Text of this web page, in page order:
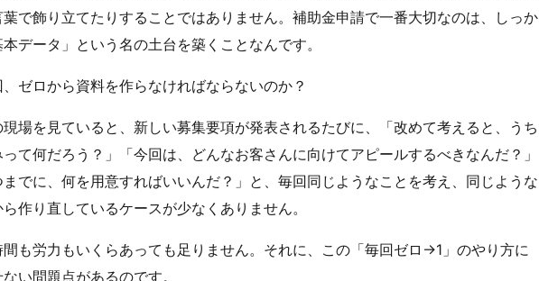
葉で飾り立てたりすることではありません。補助金申請で一番大切なのは、しっか
データ」という名の土台を築くことなんです。
ゼロから資料を作らなければならないのか？
場を見ていると、新しい募集要項が発表されるたびに、「改めて考えると、うち
て何だろう？」「今回は、どんなお客さんに向けてアピールするべきなんだ？」
までに、何を用意すればいいんだ？」と、毎回同じようなことを考え、同じような
作り直しているケースが少なくありません。
間も労力もいくらあっても足りません。それに、この「毎回ゼロ→1」のやり方に
い問題点があるのです。